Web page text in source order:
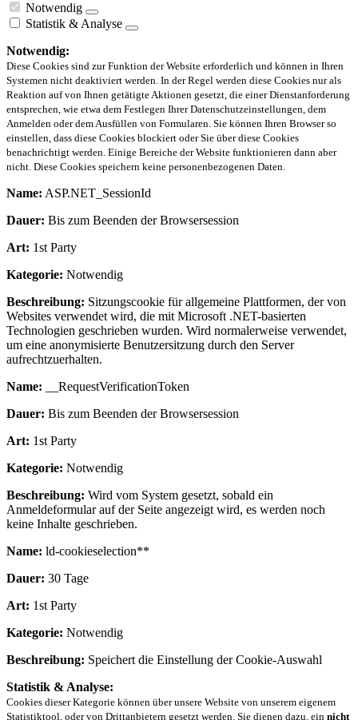
Notwendig
Statistik & Analyse
Notwendig:
Diese Cookies sind zur Funktion der Website erforderlich und können in Ihren
Systemen nicht deaktiviert werden. In der Regel werden diese Cookies nur als
Reaktion auf von Ihnen getätigte Aktionen gesetzt, die einer Dienstanforderung
entsprechen, wie etwa dem Festlegen Ihrer Datenschutzeinstellungen, dem
Anmelden oder dem Ausfüllen von Formularen. Sie können Ihren Browser so
einstellen, dass diese Cookies blockiert oder Sie über diese Cookies
benachrichtigt werden. Einige Bereiche der Website funktionieren dann aber
nicht. Diese Cookies speichern keine personenbezogenen Daten.
Name: ASP.NET_SessionId
Dauer: Bis zum Beenden der Browsersession
Art: 1st Party
Kategorie: Notwendig
Beschreibung: Sitzungscookie für allgemeine Plattformen, der von
Websites verwendet wird, die mit Microsoft .NET-basierten
Technologien geschrieben wurden. Wird normalerweise verwendet,
um eine anonymisierte Benutzersitzung durch den Server
aufrechtzuerhalten.
Name: __RequestVerificationToken
Dauer: Bis zum Beenden der Browsersession
Art: 1st Party
Kategorie: Notwendig
Beschreibung: Wird vom System gesetzt, sobald ein
Anmeldeformular auf der Seite angezeigt wird, es werden noch
keine Inhalte geschrieben.
Name: ld-cookieselection**
Dauer: 30 Tage
Art: 1st Party
Kategorie: Notwendig
Beschreibung: Speichert die Einstellung der Cookie-Auswahl
Statistik & Analyse:
Cookies dieser Kategorie können über unsere Website von unserem eigenem
Statistiktool, oder von Drittanbietern gesetzt werden. Sie dienen dazu, ein nicht